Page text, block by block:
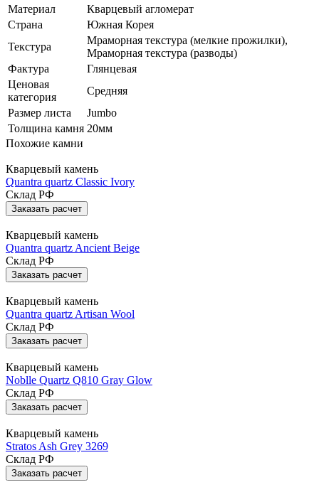
Материал
Кварцевый агломерат
Страна
Южная Корея
Текстура
Мраморная текстура (мелкие прожилки),
Мраморная текстура (разводы)
Фактура
Глянцевая
Ценовая
категория
Средняя
Размер листа
Jumbo
Толщина камня 20мм
Похожие камни
Кварцевый камень
Quantra quartz Classic Ivory
Склад РФ
Заказать расчет
Кварцевый камень
Quantra quartz Ancient Beige
Склад РФ
Заказать расчет
Кварцевый камень
Quantra quartz Artisan Wool
Склад РФ
Заказать расчет
Кварцевый камень
Noblle Quartz Q810 Gray Glow
Склад РФ
Заказать расчет
Кварцевый камень
Stratos Ash Grey 3269
Склад РФ
Заказать расчет